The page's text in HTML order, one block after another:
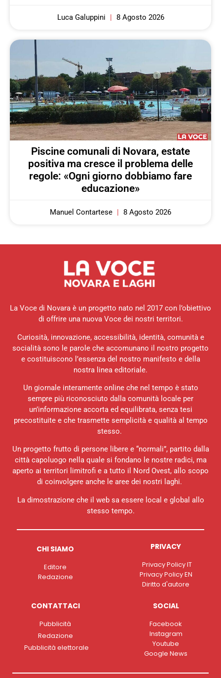
Luca Galuppini 8 Agosto 2026
Piscine comunali di Novara, estate
positiva ma cresce il problema delle
regole: «Ogni giorno dobbiamo fare
educazione»
Manuel Contartese 8 Agosto 2026
La Voce di Novara è un progetto nato nel 2017 con l’obiettivo
di offrire una nuova Voce dei nostri territori.
Curiosità, innovazione, accessibilità, identità, comunità e
socialità sono le parole che accomunano il nostro progetto
e costituiscono l’essenza del nostro manifesto e della
nostra linea editoriale.
Un giornale interamente online che nel tempo è stato
sempre più riconosciuto dalla comunità locale per
un’informazione accorta ed equilibrata, senza tesi
precostituite e che trasmette semplicità e qualità al tempo
stesso.
Un progetto frutto di persone libere e “normali”, partito dalla
città capoluogo nella quale si fondano le nostre radici, ma
aperto ai territori limitrofi e a tutto il Nord Ovest, allo scopo
di coinvolgere anche le aree dei nostri laghi.
La dimostrazione che il web sa essere local e global allo
stesso tempo.
CHI SIAMO
Editore
Redazione
PRIVACY
Privacy Policy IT
Privacy Policy EN
Diritto d'autore
CONTATTACI
Pubblicità
Redazione
Pubblicità elettorale
SOCIAL
Facebook
Instagram
Youtube
Google News